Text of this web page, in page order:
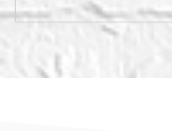
增值稅
本件債
不予拍
撤銷。